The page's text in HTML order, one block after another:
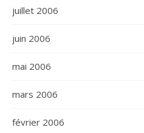
juillet 2006
juin 2006
mai 2006
mars 2006
février 2006